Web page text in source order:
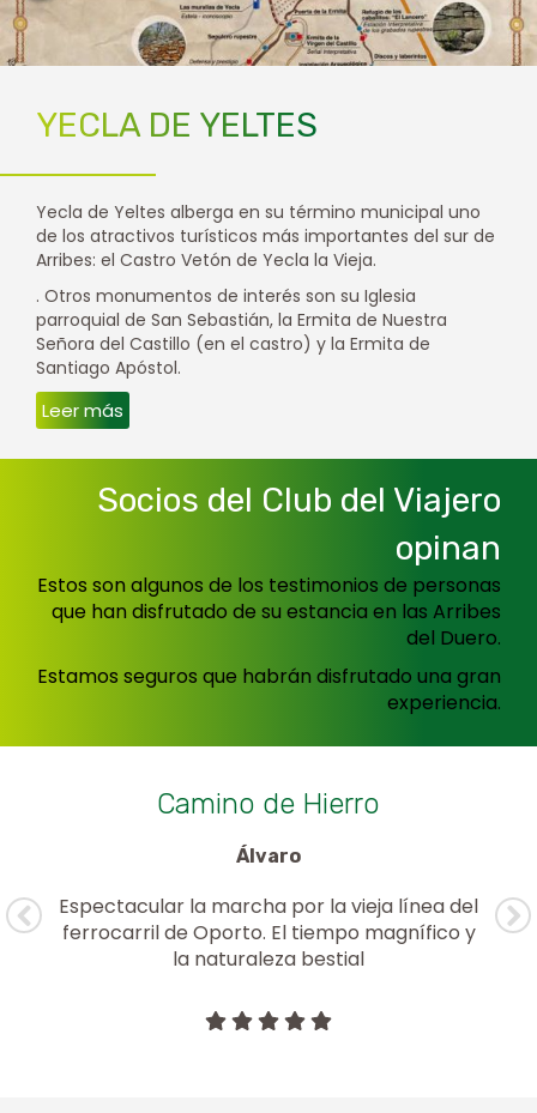
YECLA DE YELTES
Yecla de Yeltes alberga en su término municipal uno
de los atractivos turísticos más importantes del sur de
Arribes: el Castro Vetón de Yecla la Vieja.
. Otros monumentos de interés son su Iglesia
parroquial de San Sebastián, la Ermita de Nuestra
Señora del Castillo (en el castro) y la Ermita de
Santiago Apóstol.
Leer más
Socios del Club del Viajero
opinan
Estos son algunos de los testimonios de personas
que han disfrutado de su estancia en las Arribes
del Duero.
Estamos seguros que habrán disfrutado una gran
experiencia.
Camino de Hierro
Álvaro
Espectacular la marcha por la vieja línea del
ferrocarril de Oporto. El tiempo magnífico y
la naturaleza bestial